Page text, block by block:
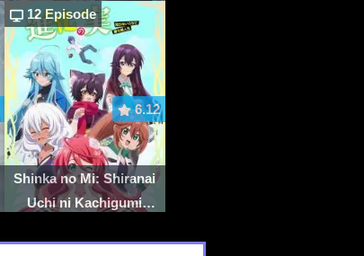
12 Episode
6.12
Shinka no Mi: Shiranai
Uchi ni Kachigumi